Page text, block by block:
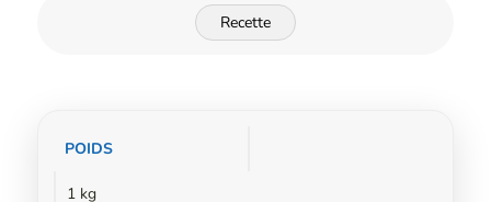
Recette
Informations
POIDS
1 kg